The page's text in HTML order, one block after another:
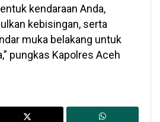
kendaraan Anda,
kebisingan, serta
muka belakang untuk
pungkas Kapolres Aceh